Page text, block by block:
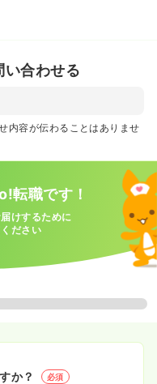
い合わせる
内容が伝わることはありませ
転職です！
けするために
ださい
か？ 必須